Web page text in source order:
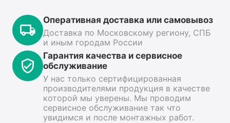
Оперативная доставка или самовывоз
Доставка по Московскому региону, СПБ
и иным городам России
Гарантия качества и сервисное
обслуживание
У нас только сертифицированная
производителями продукция в качестве
которой мы уверены. Мы проводим
сервисное обслуживание так что
увидимся и после монтажных работ.